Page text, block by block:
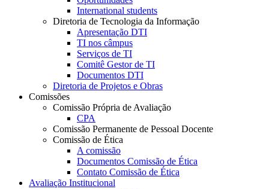
International students
Diretoria de Tecnologia da Informação
Apresentação DTI
TI nos câmpus
Serviços de TI
Comitê Gestor de TI
Documentos DTI
Diretoria de Projetos e Obras
Comissões
Comissão Própria de Avaliação
CPA
Comissão Permanente de Pessoal Docente
Comissão de Ética
A comissão
Documentos Comissão de Ética
Contato Comissão de Ética
Avaliação Institucional